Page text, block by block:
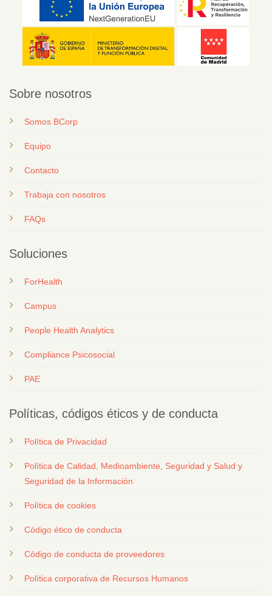
Sobre nosotros
Somos BCorp
Equipo
Contacto
Trabaja con nosotros
FAQs
Soluciones
ForHealth
Campus
People Health Analytics
Compliance Psicosocial
PAE
Políticas, códigos éticos y de conducta
Política de Privacidad
Política de Calidad, Medioambiente, Seguridad y Salud y
Seguridad de la Información
Política de cookies
Código ético de conducta
Código de conducta de proveedores
Política corporativa de Recursos Humanos